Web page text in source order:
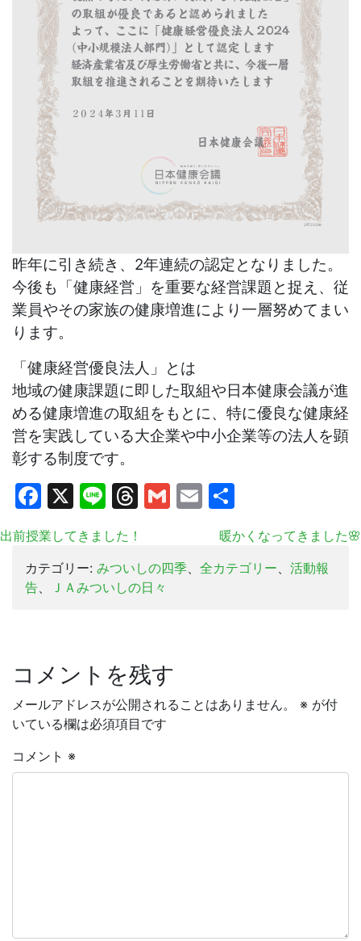
昨年に引き続き、2年連続の認定となりました。
今後も「健康経営」を重要な経営課題と捉え、従
業員やその家族の健康増進により一層努めてまい
ります。
「健康経営優良法人」とは
地域の健康課題に即した取組や日本健康会議が進
める健康増進の取組をもとに、特に優良な健康経
営を実践している大企業や中小企業等の法人を顕
彰する制度です。
Facebook
X LineThreads
Gmail
Email
出前授業してきました！
暖かくなってきました🌸
カテゴリー: みついしの四季、 全カテゴリー、 活動報
告、 ＪＡみついしの日々
コメントを残す
メールアドレスが公開されることはありません。 ※ が付
いている欄は必須項目です
コメント ※